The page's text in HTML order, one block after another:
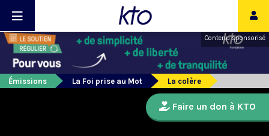
Contenu sponsorisé
Émissions La Foi prise au Mot La colère
Faire un don à KTO